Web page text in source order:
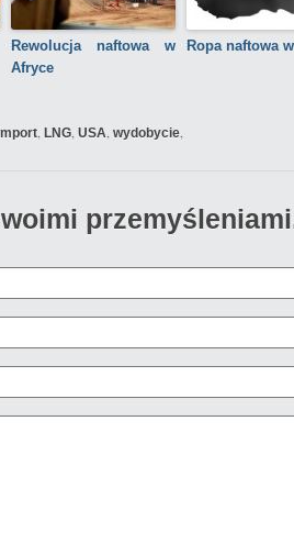
Rewolucja naftowa w
Afryce
Ropa naftowa
LNG USA wydobycie